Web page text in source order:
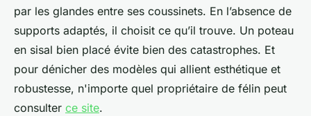
par les glandes entre ses coussinets. En l’absence de
supports adaptés, il choisit ce qu’il trouve. Un poteau
en sisal bien placé évite bien des catastrophes. Et
pour dénicher des modèles qui allient esthétique et
robustesse, n'importe quel propriétaire de félin peut
consulter ce site.